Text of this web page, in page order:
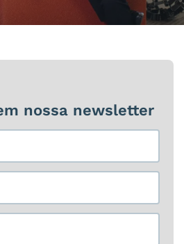
nossa newsletter